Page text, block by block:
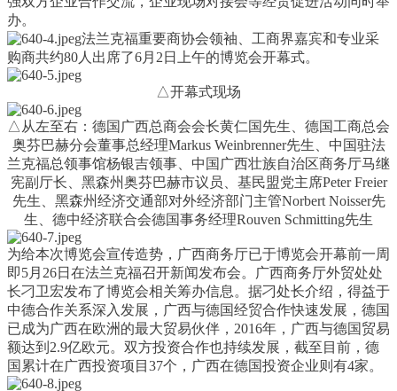
办。
法兰克福重要商协会领袖、工商界嘉宾和专业采
购商共约80人出席了6月2日上午的博览会开幕式。
△开幕式现场
△从左至右：德国广西总商会会长黄仁国先生、德国工商总会
奥芬巴赫分会董事总经理Markus Weinbrenner先生、中国驻法
兰克福总领事馆杨银吉领事、中国广西壮族自治区商务厅马继
宪副厅长、黑森州奥芬巴赫市议员、基民盟党主席Peter Freier
先生、黑森州经济交通部对外经济部门主管Norbert Noisser先
生、德中经济联合会德国事务经理Rouven Schmitting先生
为给本次博览会宣传造势，广西商务厅已于博览会开幕前一周
即5月26日在法兰克福召开新闻发布会。广西商务厅外贸处处
长刁卫宏发布了博览会相关筹办信息。据刁处长介绍，得益于
中德合作关系深入发展，广西与德国经贸合作快速发展，德国
已成为广西在欧洲的最大贸易伙伴，2016年，广西与德国贸易
额达到2.9亿欧元。双方投资合作也持续发展，截至目前，德
国累计在广西投资项目37个，广西在德国投资企业则有4家。